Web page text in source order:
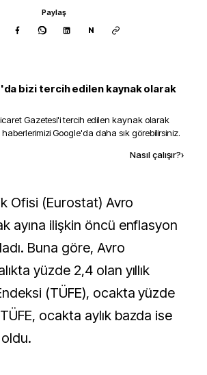
Paylaş
N
bizi tercih edilen kaynak olarak
Gazetesi'i tercih edilen kaynak olarak
Google'da daha sık görebilirsiniz.
Nasıl çalışır?›
ayına ilişkin öncü enflasyon
Buna göre, Avro
yüzde 2,4 olan yıllık
(TÜFE), ocakta yüzde
ocakta aylık bazda ise